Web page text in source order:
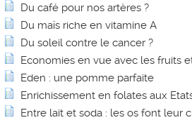
Du café pour nos artères ?
Du maïs riche en vitamine A
Du soleil contre le cancer ?
Economies en vue avec les fruits
Eden : une pomme parfaite
Enrichissement en folates aux
Entre lait et soda : les os font leur